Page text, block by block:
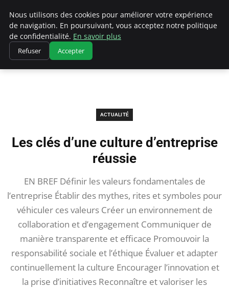
Chasseur De Tête
Accueil Actualité Les clés d’une culture d’entreprise réussie
ACTUALITÉ
Les clés d’une culture d’entreprise
réussie
EN BREF Définir les valeurs fondamentales de
l’entreprise Établir des mythes, rites et symboles pour
véhiculer ces valeurs Créer un environnement de
collaboration et d’engagement Communiquer de
manière transparente et efficace Promouvoir la
responsabilité sociale et l’éthique Évaluer et adapter
continuellement la culture Encourager l’innovation et
la prise d’initiatives Reconnaître et valoriser les
Nous utilisons des cookies pour améliorer votre expérience
de navigation. En poursuivant, vous acceptez notre politique
de confidentialité. En savoir plus
Refuser Accepter